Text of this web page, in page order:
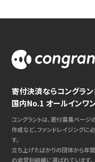
寄付決済ならコングラン
国内No.1 オールインワ
コングラントは、寄付募集ページ
作成など、ファンドレイジング
す。
立ち上げたばかりの団体から年
の非営利組織に選ばれています。